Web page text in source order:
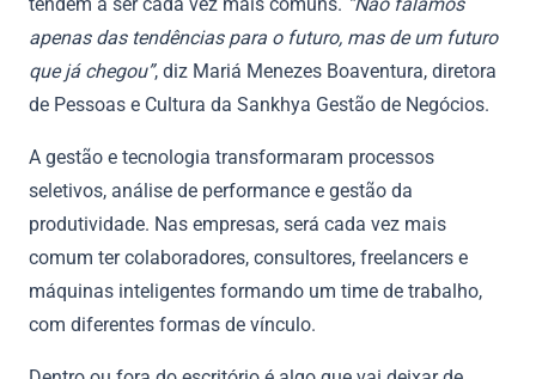
apenas das tendências para o futuro, mas de um futuro
que já chegou”, diz Mariá Menezes Boaventura, diretora
de Pessoas e Cultura da Sankhya Gestão de Negócios.
A gestão e tecnologia transformaram processos
seletivos, análise de performance e gestão da
produtividade. Nas empresas, será cada vez mais
comum ter colaboradores, consultores, freelancers e
máquinas inteligentes formando um time de trabalho,
com diferentes formas de vínculo.